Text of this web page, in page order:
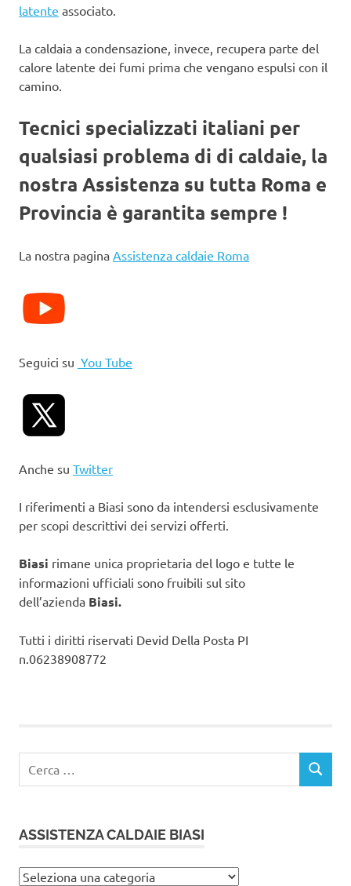
latente associato.
La caldaia a condensazione, invece, recupera parte del
calore latente dei fumi prima che vengano espulsi con il
camino.
Tecnici specializzati italiani per
qualsiasi problema di di caldaie, la
nostra Assistenza su tutta Roma e
Provincia è garantita sempre !
La nostra pagina Assistenza caldaie Roma
Seguici su You Tube
Anche su Twitter
I riferimenti a Biasi sono da intendersi esclusivamente
per scopi descrittivi dei servizi offerti.
Biasi rimane unica proprietaria del logo e tutte le
informazioni ufficiali sono fruibili sul sito
dell’azienda Biasi.
Tutti i diritti riservati Devid Della Posta PI
n.06238908772
per:
CERCA
ASSISTENZA CALDAIE BIASI
Assistenza